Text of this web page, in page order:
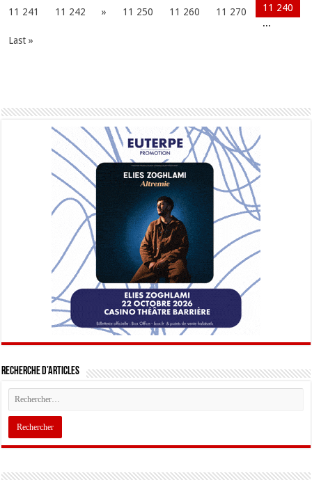
11 240
11 241 11 242 » 11 250 11 260
11 270
...
Last »
Recherche d’articles